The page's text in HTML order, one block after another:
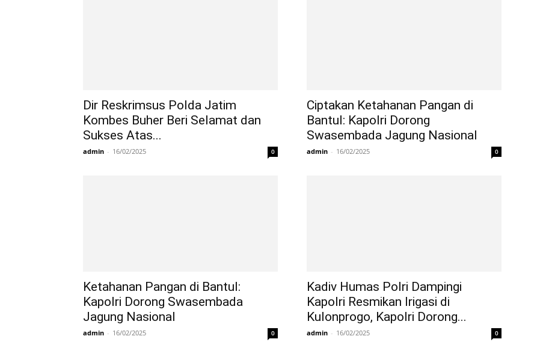
Dir Reskrimsus Polda Jatim
Kombes Buher Beri Selamat dan
Sukses Atas...
admin - 16/02/2025 0
Ciptakan Ketahanan Pangan di
Bantul: Kapolri Dorong
Swasembada Jagung Nasional
admin - 16/02/2025 0
Ketahanan Pangan di Bantul:
Kapolri Dorong Swasembada
Jagung Nasional
admin - 16/02/2025 0
Kadiv Humas Polri Dampingi
Kapolri Resmikan Irigasi di
Kulonprogo, Kapolri Dorong...
admin - 16/02/2025 0